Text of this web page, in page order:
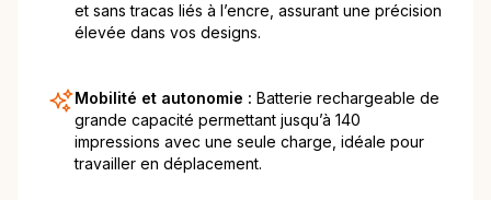
et sans tracas liés à l’encre, assurant une précision
élevée dans vos designs.
Mobilité et autonomie : Batterie rechargeable de
grande capacité permettant jusqu’à 140
impressions avec une seule charge, idéale pour
travailler en déplacement.